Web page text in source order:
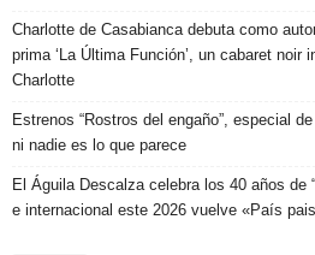
Charlotte de Casabianca debuta como
prima ‘La Última Función’, un cabaret noir
Charlotte
Estrenos “Rostros del engaño”, especial
ni nadie es lo que parece
El Águila Descalza celebra los 40 años de
e internacional este 2026 vuelve «País